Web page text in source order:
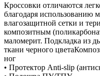
Кроссовки отличаются
благодаря
влагозащитной сетки и
композитным
маломерит. Подкладка из
ткани черного
ног
• Протектор Anti-slip